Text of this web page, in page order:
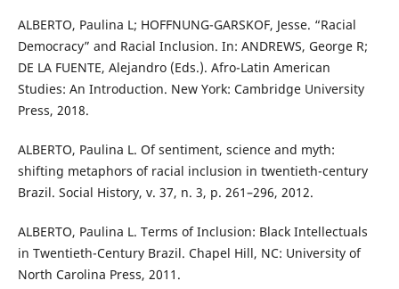
ALBERTO, Paulina L; HOFFNUNG-GARSKOF, Jesse. “Racial
Democracy” and Racial Inclusion. In: ANDREWS, George R;
DE LA FUENTE, Alejandro (Eds.). Afro-Latin American
Studies: An Introduction. New York: Cambridge University
Press, 2018.
ALBERTO, Paulina L. Of sentiment, science and myth:
shifting metaphors of racial inclusion in twentieth-century
Brazil. Social History, v. 37, n. 3, p. 261–296, 2012.
ALBERTO, Paulina L. Terms of Inclusion: Black Intellectuals
in Twentieth-Century Brazil. Chapel Hill, NC: University of
North Carolina Press, 2011.